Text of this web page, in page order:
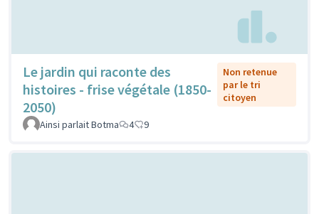
Le jardin qui raconte des
histoires - frise végétale (1850-
2050)
Non retenue
par le tri
citoyen
Ainsi parlait Botma 4 9